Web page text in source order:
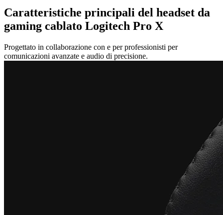
Caratteristiche principali del headset da
gaming cablato Logitech Pro X
Progettato in collaborazione con e per professionisti per
comunicazioni avanzate e audio di precisione.